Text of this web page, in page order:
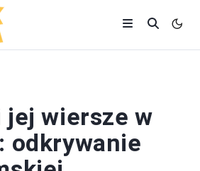
jej wiersze w
odkrywanie